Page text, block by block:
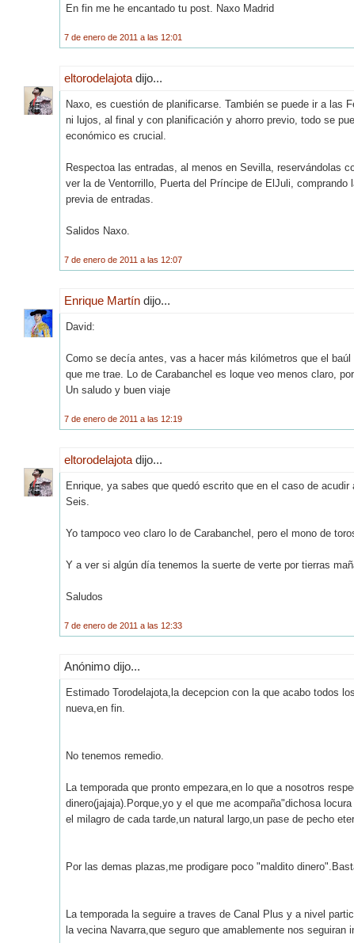
En fin me he encantado tu post. Naxo Madrid
7 de enero de 2011 a las 12:01
eltorodelajota dijo...
Naxo, es cuestión de planificarse. También se puede ir a las
ni lujos, al final y con planificación y ahorro previo, todo se
económico es crucial.
Respectoa las entradas, al menos en Sevilla, reservándolas
ver la de Ventorrillo, Puerta del Príncipe de ElJuli,
previa de entradas.
Salidos Naxo.
7 de enero de 2011 a las 12:07
Enrique Martín dijo...
David:
Como se decía antes, vas a hacer más kilómetros que el
que me trae. Lo de Carabanchel es loque veo menos claro,
Un saludo y buen viaje
7 de enero de 2011 a las 12:19
eltorodelajota dijo...
Enrique, ya sabes que quedó escrito que en el caso de
Seis.
Yo tampoco veo claro lo de Carabanchel, pero el mono de
Y a ver si algún día tenemos la suerte de verte por tierras
Saludos
7 de enero de 2011 a las 12:33
Anónimo dijo...
Estimado Torodelajota,la decepcion con la que acabo todos
nueva,en fin.
No tenemos remedio.
La temporada que pronto empezara,en lo que a nosotros
dinero(jajaja).Porque,yo y el que me acompaña"dichosa
el milagro de cada tarde,un natural largo,un pase de pecho
Por las demas plazas,me prodigare poco "maldito
La temporada la seguire a traves de Canal Plus y a nivel
la vecina Navarra,que seguro que amablemente nos seguiran